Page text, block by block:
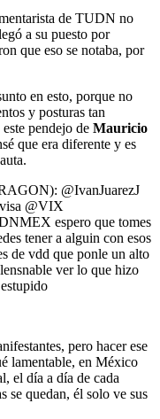
de TUDN no
a su puesto por
que eso se notaba, por
en esto, porque no
y posturas tan
pendejo de Mauricio
que era diferente y es
@IvanJuarezJ
@VIX
espero que tomes
tener a alguin con esos
de vdd que ponle un alto
ver lo que hizo
pero hacer ese
lamentable, en México
el día a día de cada
se quedan, él solo ve sus